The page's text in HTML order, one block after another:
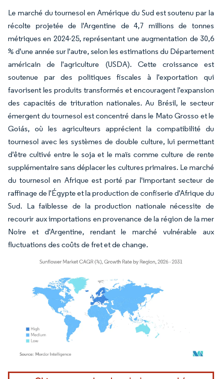
Le marché du tournesol en Amérique du Sud est soutenu par la
récolte projetée de l'Argentine de 4,7 millions de tonnes
métriques en 2024-25, représentant une augmentation de 30,6
% d'une année sur l'autre, selon les estimations du Département
américain de l'agriculture (USDA). Cette croissance est
soutenue par des politiques fiscales à l'exportation qui
favorisent les produits transformés et encouragent l'expansion
des capacités de trituration nationales. Au Brésil, le secteur
émergent du tournesol est concentré dans le Mato Grosso et le
Goiás, où les agriculteurs apprécient la compatibilité du
tournesol avec les systèmes de double culture, lui permettant
d'être cultivé entre le soja et le maïs comme culture de rente
supplémentaire sans déplacer les cultures primaires. Le marché
du tournesol en Afrique est porté par l'important secteur de
raffinage de l'Égypte et la production de confiserie d'Afrique du
Sud. La faiblesse de la production nationale nécessite de
recourir aux importations en provenance de la région de la mer
Noire et d'Argentine, rendant le marché vulnérable aux
fluctuations des coûts de fret et de change.
Image © Mordor Intelligence. La réutilisation nécessite une attribution sous CC BY